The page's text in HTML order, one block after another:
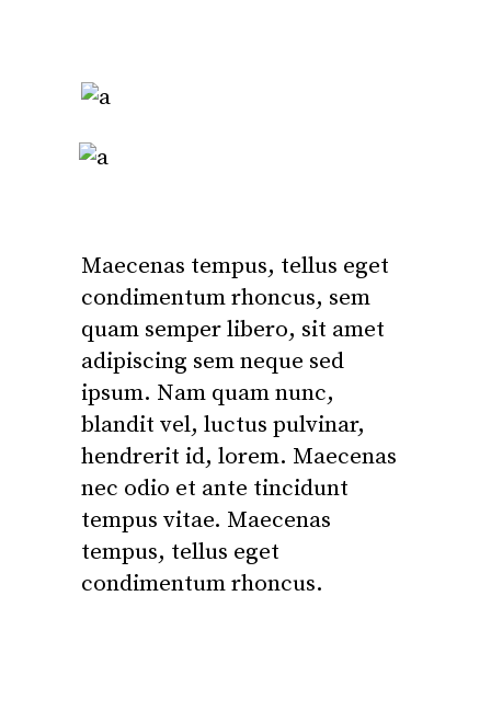
Maecenas tempus, tellus eget
condimentum rhoncus, sem
quam semper libero, sit amet
adipiscing sem neque sed
ipsum. Nam quam nunc,
blandit vel, luctus pulvinar,
hendrerit id, lorem. Maecenas
nec odio et ante tincidunt
tempus vitae. Maecenas
tempus, tellus eget
condimentum rhoncus.